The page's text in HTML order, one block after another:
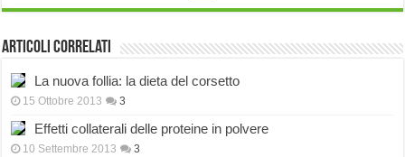
Articoli correlati
La nuova follia: la dieta del corsetto
15 Ottobre 2013 3
Effetti collaterali delle proteine in polvere
10 Settembre 2013 3